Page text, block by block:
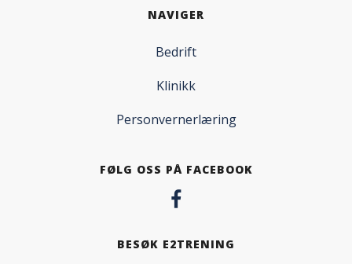
NAVIGER
Bedrift
Klinikk
Personvernerlæring
FØLG OSS PÅ FACEBOOK
BESØK E2TRENING